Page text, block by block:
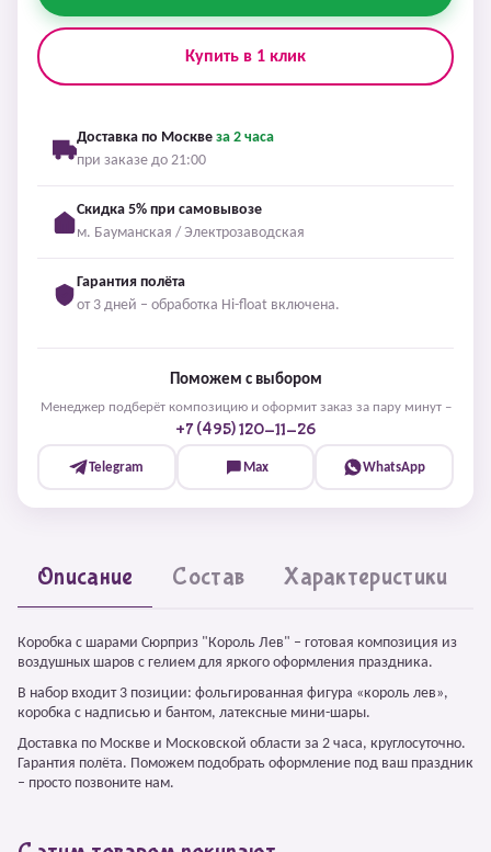
Купить в 1 клик
Доставка по Москве за 2 часа
при заказе до 21:00
Скидка 5% при самовывозе
м. Бауманская / Электрозаводская
Гарантия полёта
от 3 дней – обработка Hi-float включена.
Поможем с выбором
Менеджер подберёт композицию и оформит заказ за пару минут –
+7 (495) 120-11-26
Telegram Max WhatsApp
Описание Состав Характеристики
Коробка с шарами Сюрприз "Король Лев" – готовая композиция из
воздушных шаров с гелием для яркого оформления праздника.
В набор входит 3 позиции: фольгированная фигура «король лев»,
коробка с надписью и бантом, латексные мини-шары.
Доставка по Москве и Московской области за 2 часа, круглосуточно.
Гарантия полёта. Поможем подобрать оформление под ваш праздник
– просто позвоните нам.